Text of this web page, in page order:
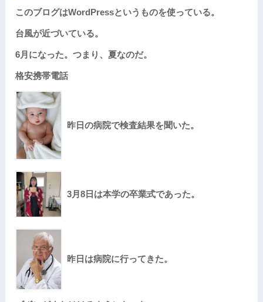
このブログはWordPressというものを使っている。
台風が近づいている。
6月になった。つまり、夏なのだ。
格安携帯電話
昨日の病院で検査結果を聞いた。
3月8日は本学の卒業式であった。
昨日は病院に行ってきた。